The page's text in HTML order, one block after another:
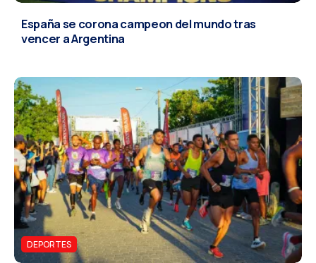
España se corona campeon del mundo tras
vencer a Argentina
DEPORTES